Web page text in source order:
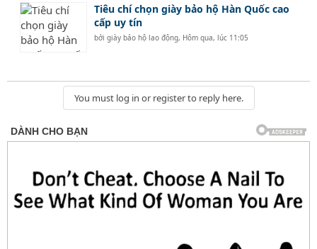
Tiêu chí chọn giày bảo hộ Hàn Quốc cao
cấp uy tín
bởigiày bảo hộ lao động, Hôm qua, lúc 11:05
You must log in or register to reply here.